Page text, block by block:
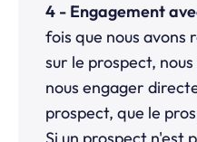
4 - Engagement
fois que nous avons
sur le prospect,
nous engager
prospect, que le